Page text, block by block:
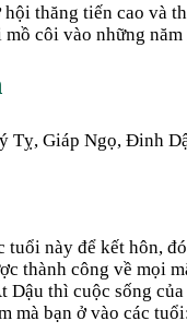
thăng tiến cao và
côi vào những
Tỵ, Giáp Ngọ, Đinh
tuổi này để kết
thành công về mọi
thì cuộc sống
mà bạn ở vào các